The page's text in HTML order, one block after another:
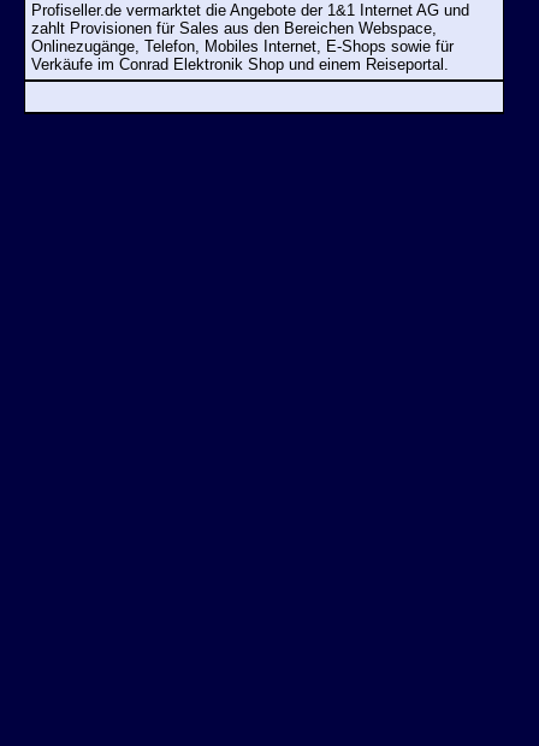
Profiseller.de vermarktet die Angebote der 1&1 Internet AG und
zahlt Provisionen für Sales aus den Bereichen Webspace,
Onlinezugänge, Telefon, Mobiles Internet, E-Shops sowie für
Verkäufe im Conrad Elektronik Shop und einem Reiseportal.